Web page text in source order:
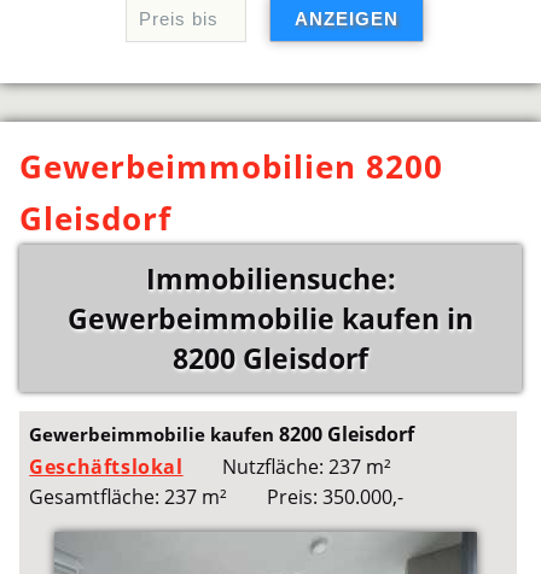
Gewerbeimmobilien 8200
Gleisdorf
Immobiliensuche:
Gewerbeimmobilie kaufen in
8200 Gleisdorf
Gewerbeimmobilie kaufen8200 Gleisdorf
Geschäftslokal
Nutzfläche: 237 m²
Gesamtfläche: 237 m²
Preis: 350.000,-